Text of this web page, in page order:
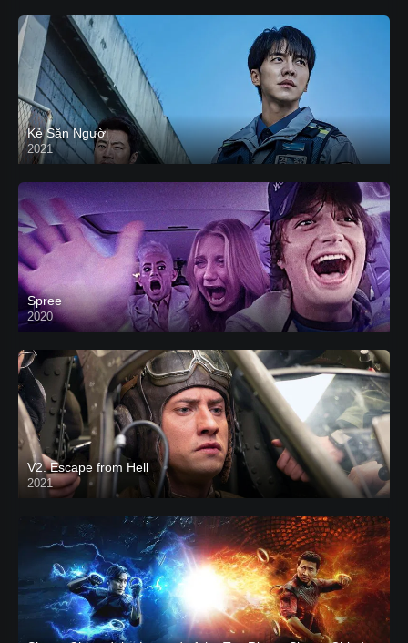
Kẻ Săn Người
2021
Spree
2020
V2. Escape from Hell
2021